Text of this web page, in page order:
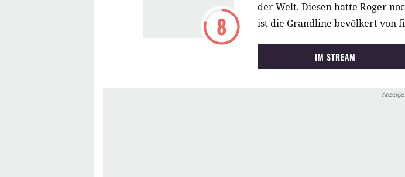
8
der Welt. Diesen hatte Roger
ist die Grandline bevölkert von
IM STREAM